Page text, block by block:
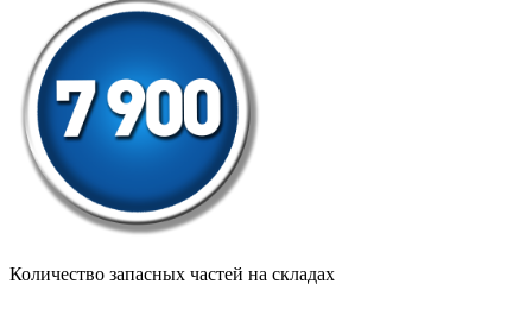
Количество запасных частей на складах